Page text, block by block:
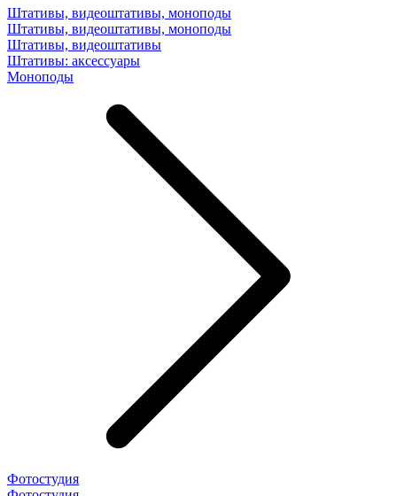
Штативы, видеоштативы, моноподы
Штативы, видеоштативы, моноподы
Штативы, видеоштативы
Штативы: аксессуары
Моноподы
Фотостудия